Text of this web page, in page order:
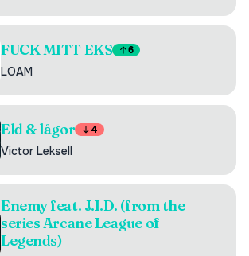
FUCK MITT EKS 6
LOAM
Eld & lågor 4
Victor Leksell
Enemy feat. J.I.D. (from the
series Arcane League of
Legends)